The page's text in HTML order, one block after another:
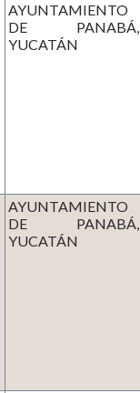
AYUNTAMIENTO
DE PANABÁ,
YUCATÁN
AYUNTAMIENTO
DE PANABÁ,
YUCATÁN